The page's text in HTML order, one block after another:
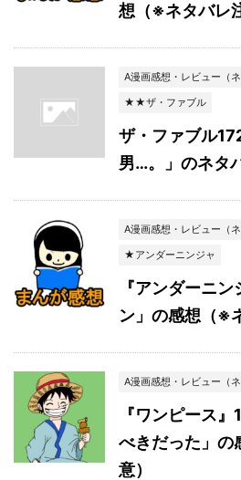
想（※ネタバレ
A漫画感想・レビュー（ネ
★★ザ・ファブル
ザ・ファブル
男…。」のネタ
A漫画感想・レビュー（ネ
★アンダーニンジャ
『アンダーニ
ン」の感想（※
A漫画感想・レビュー（ネ
『ワンピース
べきだった」
意）